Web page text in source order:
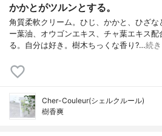
かかとがツルンとする。
角質柔軟クリーム。ひじ、かかと、ひざな
ー葉油、オウゴンエキス、チャ葉エキス
る。自分は好き。樹木ちっくな香り?…続
Cher-Couleur(シェルクルール)
樹香爽